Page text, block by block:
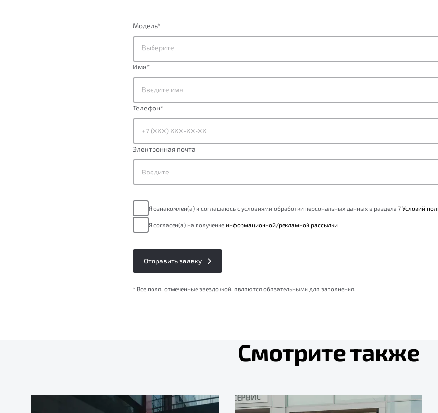
Модель*
Выберите
Имя*
Телефон*
Электронная почта
Я ознакомлен(а) и соглашаюсь с условиями обработки персональных данных в разделе 7 Условий
Я согласен(а) на получение информационной/рекламной рассылки
Отправить заявку
* Все поля, отмеченные звездочкой, являются обязательными для заполнения.
Смотрите также